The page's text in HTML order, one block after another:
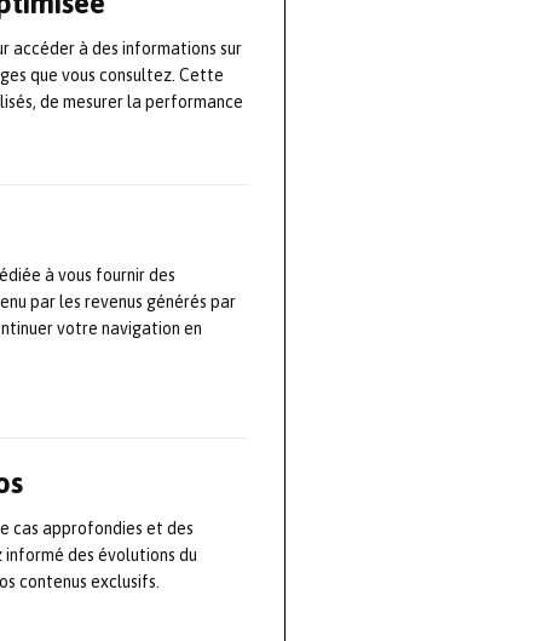
accéder à des informations sur
que vous consultez. Cette
de mesurer la performance
à vous fournir des
par les revenus générés par
votre navigation en
cas approfondies et des
informé des évolutions du
contenus exclusifs.
minimiser
suivante
de
l’activité en
et assurer la
de